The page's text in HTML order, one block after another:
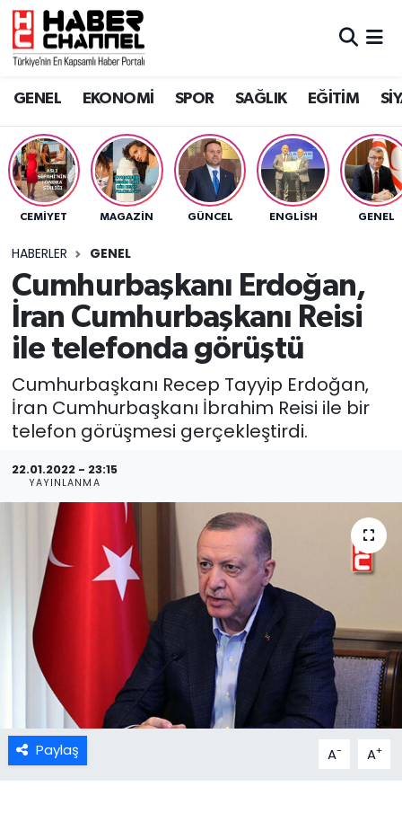
GENEL EKONOMİ SPOR SAĞLIK EĞİTİM
CEMİYET MAGAZİN GÜNCEL ENGLISH GENEL
HABERLER GENEL
Cumhurbaşkanı Erdoğan,
İran Cumhurbaşkanı Reisi
ile telefonda görüştü
Cumhurbaşkanı Recep Tayyip Erdoğan,
İran Cumhurbaşkanı İbrahim Reisi ile bir
telefon görüşmesi gerçekleştirdi.
22.01.2022 - 23:15
YAYINLANMA
Paylaş A- A+
GENEL
SPOR
SAĞLIK
EĞİTİM
SİYASET
MAGAZİN
Nöbetçi Eczaneler
Trafik Durumu
Süper Lig Puan Durumu ve Fikstür
Tüm Manşetler
Son Dakika Haberleri
Haber Arşivi